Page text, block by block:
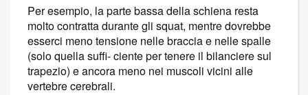
Per esempio, la parte bassa della schiena resta
molto contratta durante gli squat, mentre dovrebbe
esserci meno tensione nelle braccia e nelle spalle
(solo quella suffi- ciente per tenere il bilanciere sul
trapezio) e ancora meno nei muscoli vicini alle
vertebre cerebrali.